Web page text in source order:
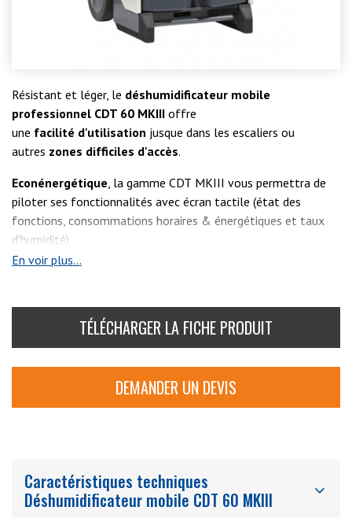
Résistant et léger, le déshumidificateur mobile
professionnel CDT 60 MKIII offre
une facilité d'utilisation jusque dans les escaliers ou
autres zones difficiles d'accès.
Econénergétique, la gamme CDT MKIII vous permettra de
piloter ses fonctionnalités avec écran tactile (état des
fonctions, consommations horaires & énergétiques et taux
d'humidité).
Conçus pour garantir votre
une manipulation aisée.
En voir plus...
TÉLÉCHARGER LA FICHE PRODUIT
DEMANDER UN DEVIS
Caractéristiques techniques
Déshumidificateur mobile CDT 60 MKIII